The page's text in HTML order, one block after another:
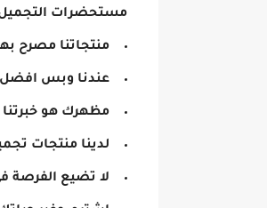
مستحضرات
منتجاتنا مصرح
عندنا وبس افضل
مظهرك هو خبرتنا
لدينا منتجات تجميل أصلية 100 %
لا تضيع